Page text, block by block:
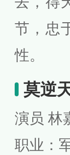
节，忠
性。
莫逆
演员 林
职业：